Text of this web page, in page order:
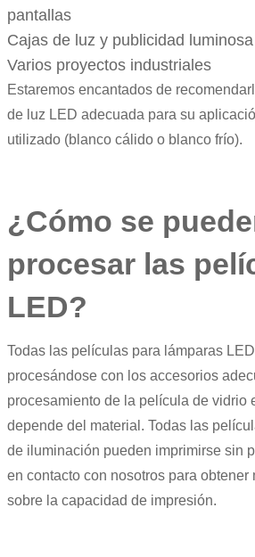
pantallas
Cajas de luz y publicidad luminosa
Varios proyectos industriales
Estaremos encantados de
de luz LED adecuada para su
utilizado (blanco cálido o blanco frío).
¿Cómo se
procesar las
LED?
Todas las películas para lámparas
procesándose con los accesorios
procesamiento de la película de vidrio
depende del material. Todas las
de iluminación pueden imprimirse sin
en contacto con nosotros para obtener
sobre la capacidad de impresión.